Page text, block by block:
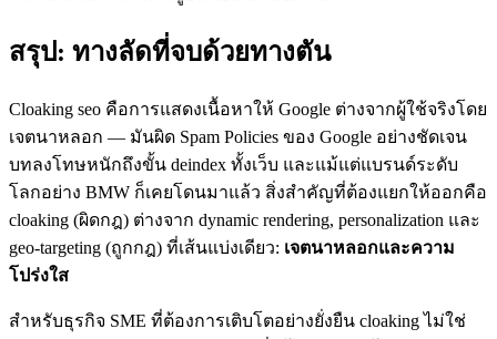
สรุป: ทางลัดที่จบด้วยทางตัน
Cloaking seo คือการแสดงเนื้อหาให้ Google ต่างจากผู้ใช้จริงโดย
เจตนาหลอก — มันผิด Spam Policies ของ Google อย่างชัดเจน
บทลงโทษหนักถึงขั้น deindex ทั้งเว็บ และแม้แต่แบรนด์ระดับ
โลกอย่าง BMW ก็เคยโดนมาแล้ว สิ่งสำคัญที่ต้องแยกให้ออกคือ
cloaking (ผิดกฎ) ต่างจาก dynamic rendering, personalization และ
geo-targeting (ถูกกฎ) ที่เส้นแบ่งเดียว: เจตนาหลอกและความ
โปร่งใส
สำหรับธุรกิจ SME ที่ต้องการเติบโตอย่างยั่งยืน cloaking ไม่ใช่